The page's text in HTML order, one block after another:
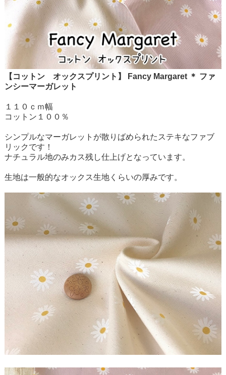
【コットン オックスプリント】 Fancy Margaret ＊ ファ
ンシーマーガレット
１１０ｃｍ幅
コットン１００％
シンプルなマーガレットが散りばめられたステキなファブ
リックです！
ナチュラル地のみカス残し仕上げとなっています。
生地は一般的なオックス生地くらいの厚みです。